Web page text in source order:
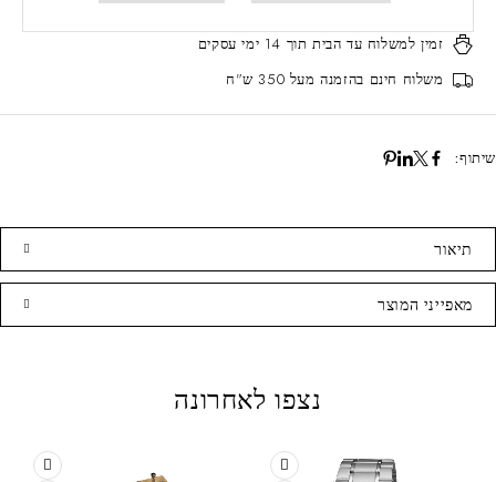
זמין למשלוח עד הביתתוך 14 ימי עסקים
משלוח חינם בהזמנה מעל 350 ש"ח
שיתוף:
תיאור
מאפייני המוצר
נצפו לאחרונה